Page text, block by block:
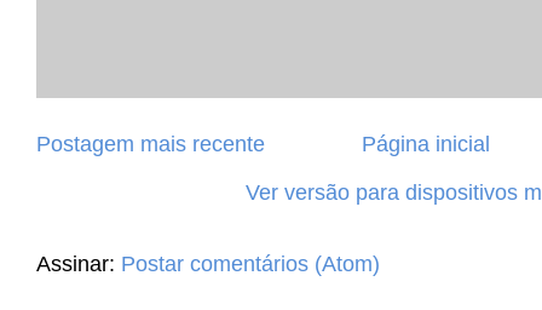
Postagem mais recente
Página inicial
Ver versão para dispositivos
Assinar: Postar comentários (Atom)